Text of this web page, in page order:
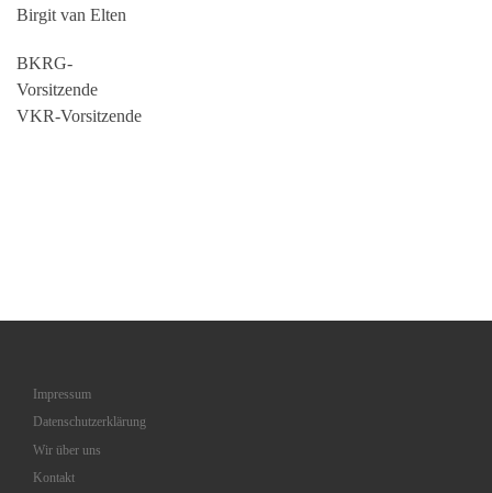
Birgit van Elten
BKRG-
Vorsitzende
VKR-Vorsitzende
Impressum
Datenschutzerklärung
Wir über uns
Kontakt